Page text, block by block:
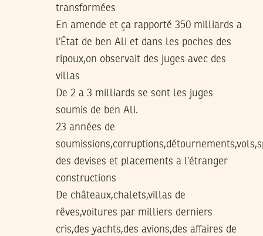
transformées
En amende et ça rapporté 350 milliards a
l’État de ben Ali et dans les poches des
ripoux,on observait des juges avec des
villas
De 2 a 3 milliards se sont les juges
soumis de ben Ali.
23 années de
des devises et placements a l’étranger
constructions
De châteaux,chalets,villas de
rêves,voitures par milliers derniers
cris,des yachts,des avions,des affaires de